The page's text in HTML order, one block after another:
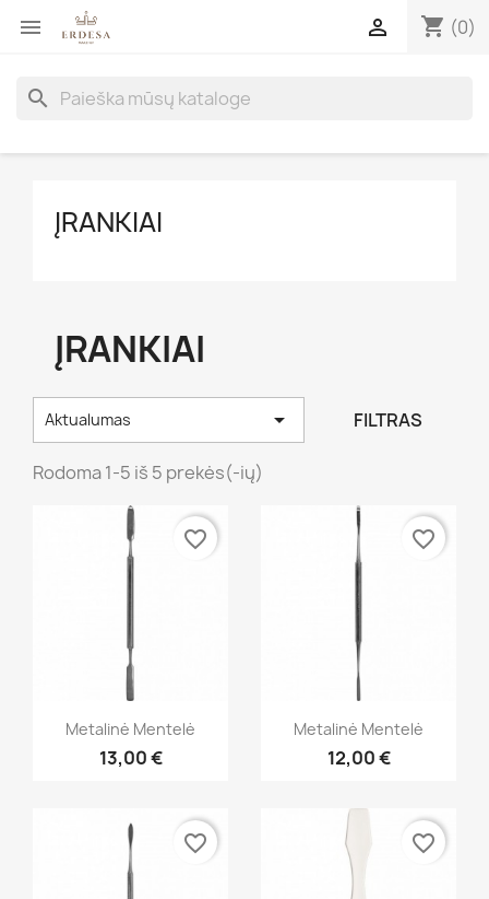
 shopping_cart (0)

search
ĮRANKIAI
ĮRANKIAI
Aktualumas  FILTRAS
Rodoma 1-5 iš 5 prekės(-ių)
Greita peržiūra
Metalinė Mentelė
13,00 €
favorite_border
Greita peržiūra
Metalinė Mentelė
12,00 €
favorite_border
favorite_border favorite_border